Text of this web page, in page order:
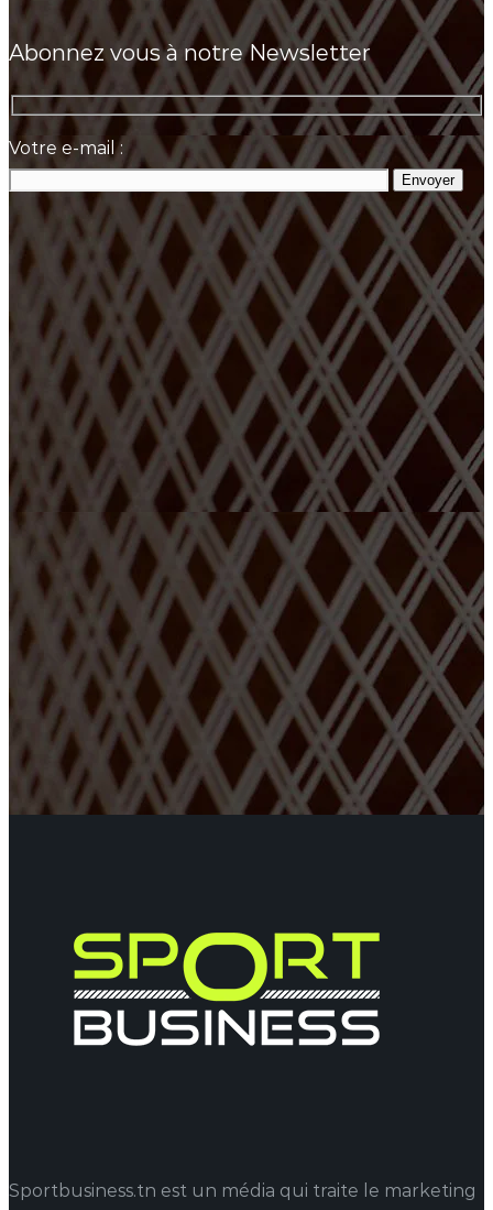
Abonnez vous à notre Newsletter
Votre e-mail :
Sportbusiness.tn est un média qui traite le marketing